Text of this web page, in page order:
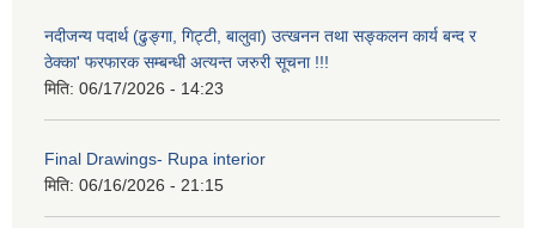
नदीजन्य पदार्थ (ढुङ्गा, गिट्टी, बालुवा) उत्खनन तथा सङ्कलन कार्य बन्द र
ठेक्का' फरफारक सम्बन्धी अत्यन्त जरुरी सूचना !!!
मिति: 06/17/2026 - 14:23
Final Drawings- Rupa interior
मिति: 06/16/2026 - 21:15